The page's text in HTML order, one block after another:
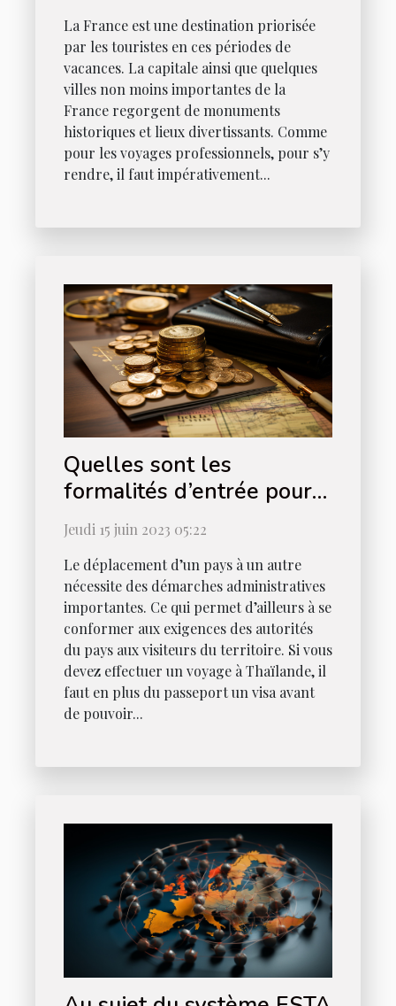
La France est une destination priorisée
par les touristes en ces périodes de
vacances. La capitale ainsi que quelques
villes non moins importantes de la
France regorgent de monuments
historiques et lieux divertissants. Comme
pour les voyages professionnels, pour s’y
rendre, il faut impérativement...
Quelles sont les
formalités d’entrée pour
obtenir un visa Thaïlande
?
Jeudi 15 juin 2023 05:22
Le déplacement d’un pays à un autre
nécessite des démarches administratives
importantes. Ce qui permet d’ailleurs à se
conformer aux exigences des autorités
du pays aux visiteurs du territoire. Si vous
devez effectuer un voyage à Thaïlande, il
faut en plus du passeport un visa avant
de pouvoir...